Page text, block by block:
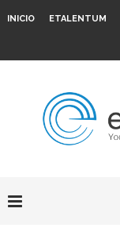
INICIO ETALENTUM